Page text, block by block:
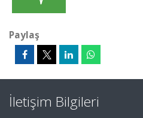
Paylaş
İletişim Bilgileri